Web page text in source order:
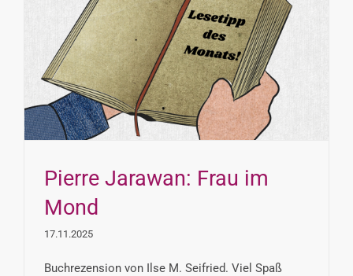
Pierre Jarawan: Frau im
Mond
17.11.2025
Buchrezension von Ilse M. Seifried. Viel Spaß